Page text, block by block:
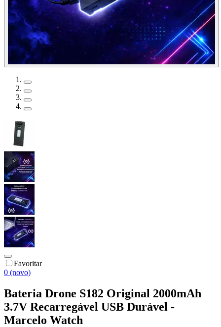
Favoritar
0 (novo)
Bateria Drone S182 Original 2000mAh
3.7V Recarregável USB Durável -
Marcelo Watch